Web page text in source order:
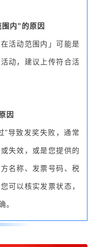
内”的原因
活动范围内」可能是
动，建议上传符合活
因
"导致发奖失败，通常
失效，或是您提供的
名称、发票号码、税
可以核实发票状态，
。